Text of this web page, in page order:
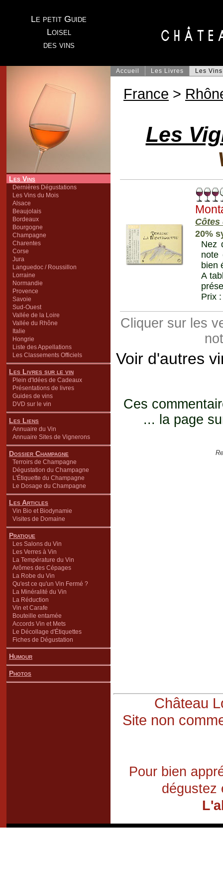
Le petit Guide
Loisel
des vins
Les Vins
Dernières Dégustations
Les Vins du Mois
Alsace
Beaujolais
Bordeaux
Bourgogne
Champagne
Charentes
Corse
Jura
Languedoc / Roussillon
Lorraine
Normandie
Provence
Savoie
Sud-Ouest
Vallée de la Loire
Vallée du Rhône
Italie
Hongrie
Liste des Appellations
Les Classements Officiels
Les Livres sur le vin
Plein d'Idées de Cadeaux
Présentations de livres
Guides de vins
DVD sur le vin
Les Liens
Annuaire du Vin
Annuaire Sites de Vignerons
Dossier Champagne
Terroirs de Champagne
Dégustation du Champagne
L'Étiquette du Champagne
Le Dosage du Champagne
Les Articles
Vin Bio et Biodynamie
Visites de Domaine
Pratique
Les Salons du Vin
Les Verres à Vin
La Température du Vin
Arômes des Cépages
La Robe du Vin
Qu'est ce qu'un Vin Fermé ?
La Minéralité du Vin
La Réduction
Vin et Carafe
Bouteille entamée
Accords Vin et Mets
Le Décollage d'Étiquettes
Fiches de Dégustation
Humour
Photos
Accueil Les Livres Les Vins
France >
Les
Côtes
20%
Nez
note
bien
A
Prix
Cliquer sur les
Voir d'autres
Ces
... la page
Château
Site non
Pour bien
dégustez